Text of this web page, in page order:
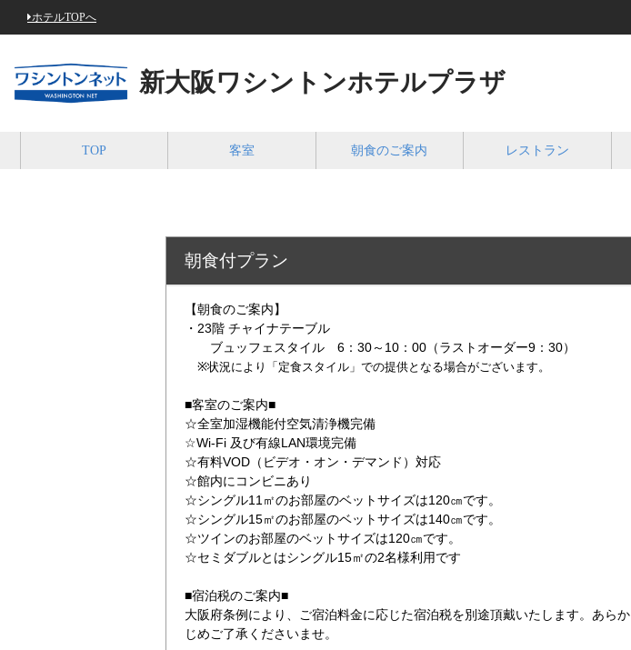
ホテルTOPへ
新大阪ワシントンホテルプラザ
TOP 客室 朝食のご案内 レストラン
朝食付プラン
【朝食のご案内】
・23階 チャイナテーブル
ブュッフェスタイル 6：30～10：00（ラストオーダー9：30）
※状況により 「定食スタイル」での提供となる場合がございます。
■客室のご案内■
☆全室加湿機能付空気清浄機完備
☆Wi-Fi 及び有線LAN環境完備
☆有料VOD（ビデオ・オン・デマンド）対応
☆館内にコンビニあり
☆シングル11㎡のお部屋のベットサイズは120㎝です。
☆シングル15㎡のお部屋のベットサイズは140㎝です。
☆ツインのお部屋のベットサイズは120㎝です。
☆セミダブルとはシングル15㎡の2名様利用です
■宿泊税のご案内■
大阪府条例により、ご宿泊料金に応じた宿泊税を別途頂戴いたします。あらか
じめご了承くださいませ。